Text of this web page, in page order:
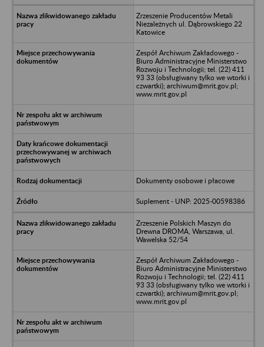
Zrzeszenie Producentów Metali
Niezależnych ul. Dąbrowskiego 22
Katowice
Zespół Archiwum Zakładowego -
Biuro Administracyjne Ministerstwo
Rozwoju i Technologii; tel. (22) 411
93 33 (obsługiwany tylko we wtorki i
czwartki); archiwum@mrit.gov.pl;
www.mrit.gov.pl
Dokumenty osobowe i płacowe
Suplement - UNP: 2025-00598386
Zrzeszenie Polskich Maszyn do
Drewna DROMA, Warszawa, ul.
Wawelska 52/54
Zespół Archiwum Zakładowego -
Biuro Administracyjne Ministerstwo
Rozwoju i Technologii; tel. (22) 411
93 33 (obsługiwany tylko we wtorki i
czwartki); archiwum@mrit.gov.pl;
www.mrit.gov.pl